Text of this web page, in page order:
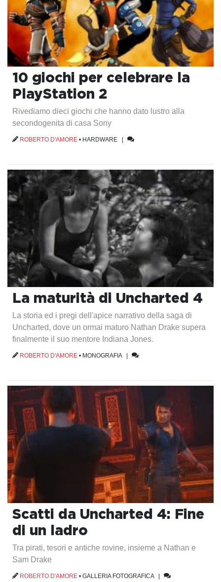
10 giochi per celebrare la
PlayStation 2
Rivediamo dieci giochi che hanno dato lustro alla
secondogenita di casa Sony
ROBERTO D'AMORE • HARDWARE
La maturità di Uncharted 4
La storia ed i pregi dell'apice narrativo della saga di
Uncharted, dove un ormai maturo Nathan Drake supera
finalmente il suo mentore Indiana Jones.
ROBERTO D'AMORE • MONOGRAFIA|
Scatti da Uncharted 4: Fine
di un ladro
Tra pirati, tesori e antiche rovine, insieme a Nathan e
Sam Drake
ROBERTO D'AMORE • GALLERIA FOTOGRAFICA|